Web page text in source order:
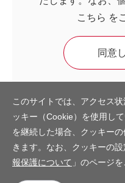
こちら を
このサイトでは、アクセス
ッキー（Cookie）を使用し
を継続した場合、クッキー
きます。なお、クッキーの
報保護について 」のページ